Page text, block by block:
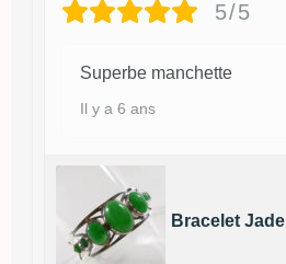
5/5
Superbe manchette
Il y a 6 ans
Bracelet Jade